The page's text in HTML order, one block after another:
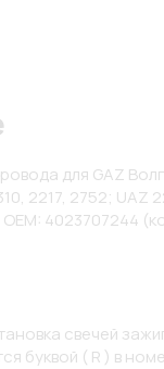
для GAZ
2217, 2752; UAZ
4023707244
свечей
буквой ( R ) в